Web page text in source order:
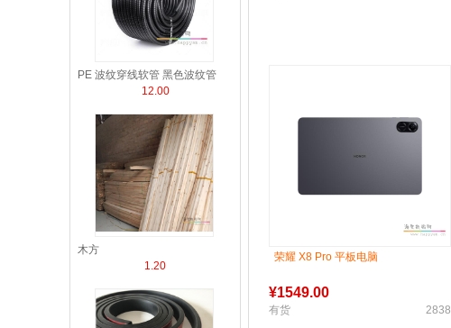
PE 波纹穿线软管 黑色波纹管
12.00
木方
1.20
荣耀 X8 Pro 平板电脑
¥1549.00
有货 2838